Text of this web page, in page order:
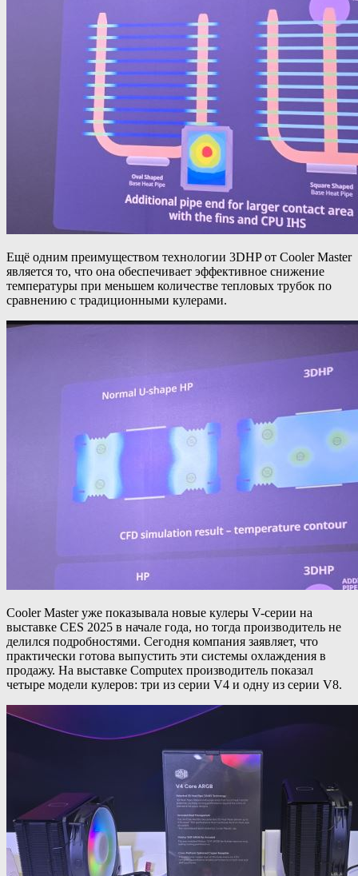
Ещё одним преимуществом технологии 3DHP от Cooler Master
является то, что она обеспечивает эффективное снижение
температуры при меньшем количестве тепловых трубок по
сравнению с традиционными кулерами.
Cooler Master уже показывала новые кулеры V-серии на
выставке CES 2025 в начале года, но тогда производитель не
делился подробностями. Сегодня компания заявляет, что
практически готова выпустить эти системы охлаждения в
продажу. На выставке Computex производитель показал
четыре модели кулеров: три из серии V4 и одну из серии V8.